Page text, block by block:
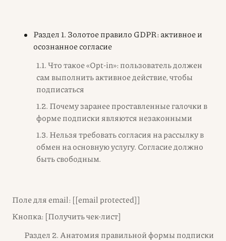
Раздел 1. Золотое правило GDPR: активное и
осознанное согласие
1.1. Что такое «Opt-in»: пользователь должен
сам выполнить активное действие, чтобы
подписаться
1.2. Почему заранее проставленные галочки в
форме подписки являются незаконными
1.3. Нельзя требовать согласия на рассылку в
обмен на основную услугу. Согласие должно
быть свободным.
Поле для email: [[email protected]]
Кнопка: [Получить чек-лист]
Раздел 2. Анатомия правильной формы подписки